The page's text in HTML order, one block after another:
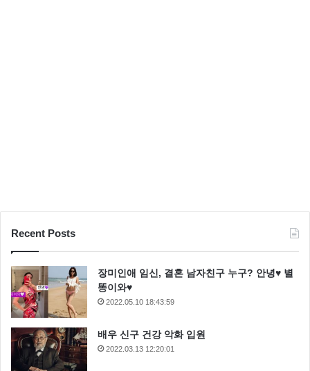
Recent Posts
장미인애 임신, 결혼 남자친구 누구? 안녕♥ 별
똥이와♥
2022.05.10 18:43:59
배우 신구 건강 악화 입원
2022.03.13 12:20:01